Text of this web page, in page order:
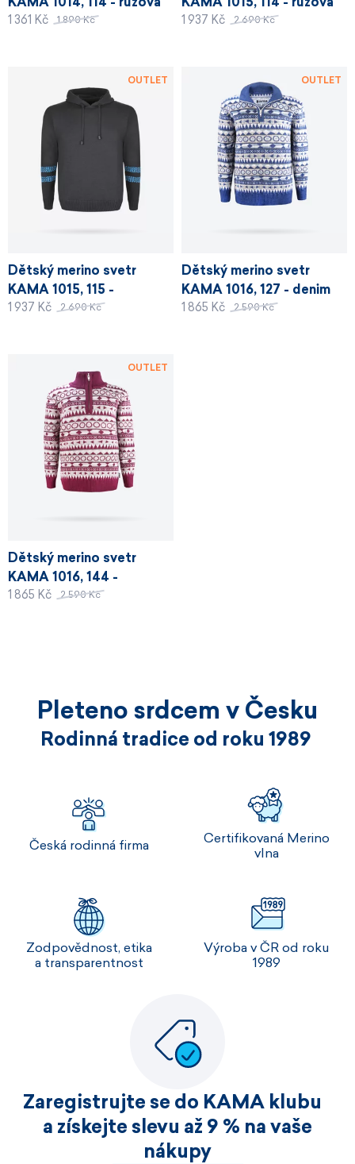
1 361 Kč 1 890 Kč 1 937 Kč 2 690 Kč
Dětský merino svetr
KAMA 1015, 115 -
tyrkysová
1 937 Kč 2 690 Kč
OUTLET
Dětský merino svetr
KAMA 1016, 127 - denim
1 865 Kč 2 590 Kč
OUTLET
Dětský merino svetr
KAMA 1016, 144 -
purpurová
1 865 Kč 2 590 Kč
OUTLET
Pleteno srdcem v Česku
Rodinná tradice od roku 1989
Česká rodinná firma
Certifikovaná Merino
vlna
Zodpovědnost, etika
a transparentnost
Výroba v ČR od roku
1989
Zaregistrujte se do KAMA klubu
a získejte slevu až 9 % na vaše
nákupy